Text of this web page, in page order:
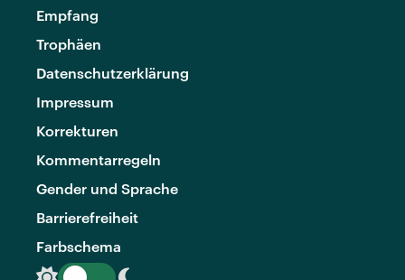
Empfang
Trophäen
Datenschutzerklärung
Impressum
Korrekturen
Kommentarregeln
Gender und Sprache
Barrierefreiheit
Farbschema